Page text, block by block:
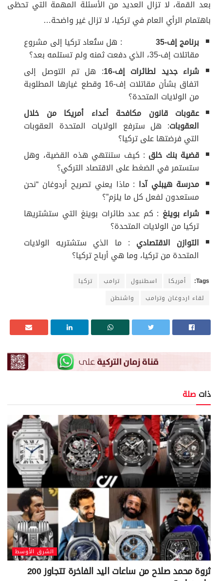
بعد القمة، لا تزال العديد من الأسئلة المهمة التي تحظى
باهتمام الرأي العام في تركيا، لا تزال غير واضحة…
برنامج إف-35
: هل ستُعاد تركيا إلى مشروع
مقاتلات إف-35، الذي دفعت ثمنه ولم تستلمه بعد؟
شراء جديد لطائرات إف-16
: هل تم التوصل إلى
اتفاق بشأن مقاتلات إف-16 وقطع غيارها المطلوبة
من الولايات المتحدة؟
عقوبات قانون مكافحة أعداء أمريكا من خلال
العقوبات: هل سترفع الولايات المتحدة العقوبات
التي فرضتها على تركيا؟
قضية بنك خلق : كيف ستنتهي هذه القضية، وهل
ستستمر في الضغط على الاقتصاد التركي؟
مدرسة هيبلي آدا : ماذا يعني تصريح أردوغان “نحن
مستعدون لفعل كل ما يلزم”؟
شراء بوينغ : كم عدد طائرات بوينغ التي ستشتريها
تركيا من الولايات المتحدة؟
التوازن الاقتصادي : ما الذي ستشتريه الولايات
المتحدة من تركيا، وما هي أرباح تركيا؟
Tags: أمريكا اسطنبول ترامب
تركيا
لقاء اردوغان وترامب
واشنطن
ذات صلة
الشرق الأوسط
ثروة محمد صلاح من ساعات اليد الفاخرة تتجاوز 200